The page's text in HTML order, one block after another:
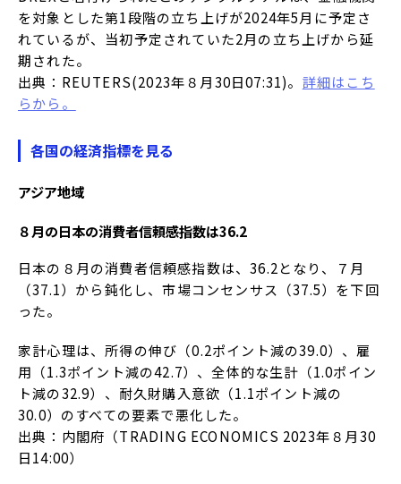
を対象とした第1段階の立ち上げが2024年5月に予定さ
れているが、当初予定されていた2月の立ち上げから延
期された。
出典：REUTERS(2023年８月30日07:31)。 詳細はこち
らから。
各国の経済指標を見る
アジア地域
８月の日本の消費者信頼感指数は36.2
日本の８月の消費者信頼感指数は、36.2となり、７月
（37.1）から鈍化し、市場コンセンサス（37.5）を下回
った。
家計心理は、所得の伸び（0.2ポイント減の39.0）、雇
用（1.3ポイント減の42.7）、全体的な生計（1.0ポイン
ト減の32.9）、耐久財購入意欲（1.1ポイント減の
30.0）のすべての要素で悪化した。
出典：内閣府（TRADING ECONOMICS 2023年８月30
日14:00）